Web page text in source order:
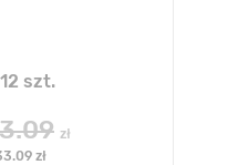
12 szt.
zł
zł